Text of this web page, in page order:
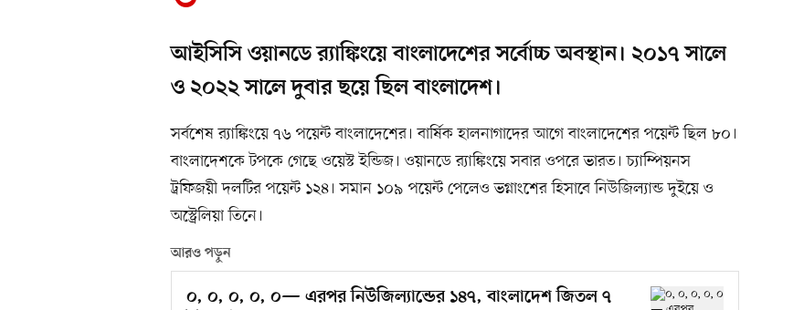
আইসিসি ওয়ানডে র‍্যাঙ্কিংয়ে বাংলাদেশের সর্বোচ্চ অবস্থান। ২০১৭ সালে
ও ২০২২ সালে দুবার ছয়ে ছিল বাংলাদেশ।
সর্বশেষ র‍্যাঙ্কিংয়ে ৭৬ পয়েন্ট বাংলাদেশের। বার্ষিক হালনাগাদের আগে বাংলাদেশের পয়েন্ট ছিল ৮০।
বাংলাদেশকে টপকে গেছে ওয়েস্ট ইন্ডিজ। ওয়ানডে র‍্যাঙ্কিংয়ে সবার ওপরে ভারত। চ্যাম্পিয়নস
ট্রফিজয়ী দলটির পয়েন্ট ১২৪। সমান ১০৯ পয়েন্ট পেলেও ভগ্নাংশের হিসাবে নিউজিল্যান্ড দুইয়ে ও
অস্ট্রেলিয়া তিনে।
আরও পড়ুন
০, ০, ০, ০, ০— এরপর নিউজিল্যান্ডের ১৪৭, বাংলাদেশ জিতল ৭